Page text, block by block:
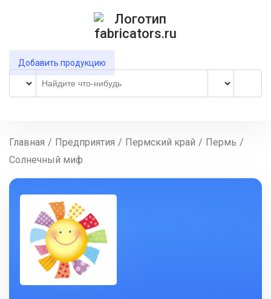
Добавить продукцию
Главная / Предприятия / Пермский край / Пермь /
Солнечный миф